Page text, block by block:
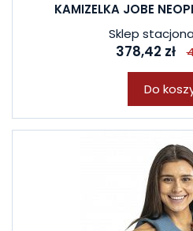
KAMIZELKA JOBE
Sklep
378,42 zł
Do